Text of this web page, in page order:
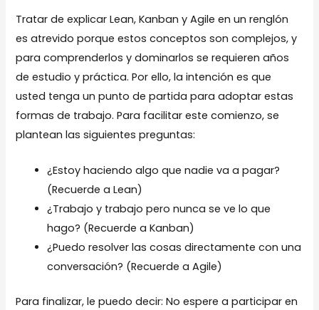
Tratar de explicar Lean, Kanban y Agile en un renglón
es atrevido porque estos conceptos son complejos, y
para comprenderlos y dominarlos se requieren años
de estudio y práctica. Por ello, la intención es que
usted tenga un punto de partida para adoptar estas
formas de trabajo. Para facilitar este comienzo, se
plantean las siguientes preguntas:
¿Estoy haciendo algo que nadie va a pagar?
(Recuerde a Lean)
¿Trabajo y trabajo pero nunca se ve lo que
hago? (Recuerde a Kanban)
¿Puedo resolver las cosas directamente con una
conversación? (Recuerde a Agile)
Para finalizar, le puedo decir: No espere a participar en